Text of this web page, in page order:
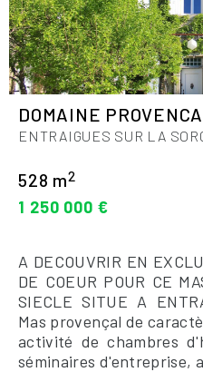
DOMAINE
ENTRAIGUES SUR LA
528 m2
1 250 000 €
A DECOUVRIR EN
DE COEUR POUR CE
SIECLE SITUE A
Mas provençal de
activité de chambres
séminaires d'entreprise,